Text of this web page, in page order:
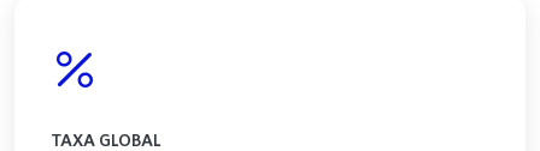
TAXA GLOBAL